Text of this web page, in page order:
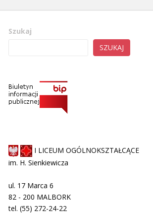
Szukaj
SZUKAJ
I LICEUM OGÓLNOKSZTAŁCĄCE
im. H. Sienkiewicza
ul. 17 Marca 6
82 - 200 MALBORK
tel. (55) 272-24-22